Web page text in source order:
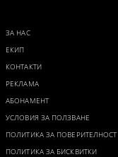
ЗА НАС
ЕКИП
КОНТАКТИ
РЕКЛАМА
АБОНАМЕНТ
УСЛОВИЯ ЗА ПОЛЗВАНЕ
ПОЛИТИКА ЗА ПОВЕРИТЕЛНОСТ
ПОЛИТИКА ЗА БИСКВИТКИ